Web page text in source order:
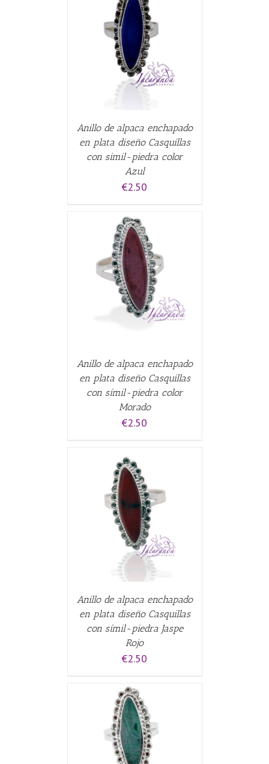
Anillo de alpaca enchapado
en plata diseño Casquillas
con simil-piedra color
Azul
€2.50
Anillo de alpaca enchapado
en plata diseño Casquillas
con símil-piedra color
Morado
€2.50
Anillo de alpaca enchapado
en plata diseño Casquillas
con símil-piedra Jaspe
Rojo
€2.50